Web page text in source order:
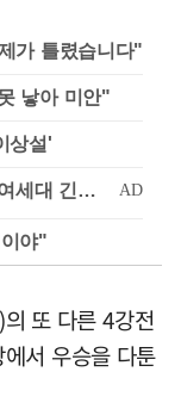
가 틀렸습니다"
낳아 미안"
상설'
야"
또 다른 4강전
서 우승을 다툰